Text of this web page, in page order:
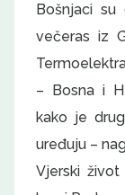
Bošnjaci
večeras iz
– Bosna i
kako je
uređuju –
Vjerski